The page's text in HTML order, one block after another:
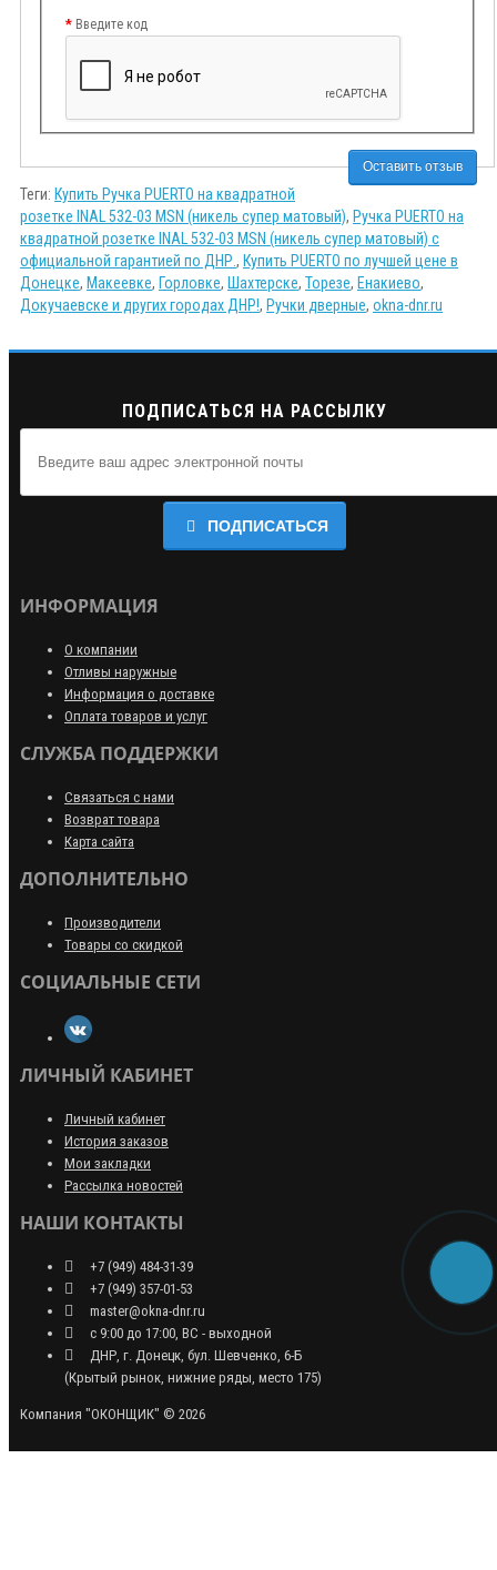
Введите код
Оставить отзыв
Теги: Купить Ручка PUERTO на квадратной
розетке INAL 532-03 MSN (никель супер матовый), Ручка PUERTO на
квадратной розетке INAL 532-03 MSN (никель супер матовый) с
официальной гарантией по ДНР. , Купить PUERTO по лучшей цене в
Донецке, Макеевке, Горловке, Шахтерске, Торезе, Енакиево,
Докучаевске и других городах ДНР!, Ручки дверные, okna-dnr.ru
ПОДПИСАТЬСЯ НА РАССЫЛКУ
ПОДПИСАТЬСЯ
ИНФОРМАЦИЯ
О компании
Отливы наружные
Информация о доставке
Оплата товаров и услуг
СЛУЖБА ПОДДЕРЖКИ
Связаться с нами
Возврат товара
Карта сайта
ДОПОЛНИТЕЛЬНО
Производители
Товары со скидкой
СОЦИАЛЬНЫЕ СЕТИ
ЛИЧНЫЙ КАБИНЕТ
Личный кабинет
История заказов
Мои закладки
Рассылка новостей
НАШИ КОНТАКТЫ
+7 (949) 484-31-39
+7 (949) 357-01-53
master@okna-dnr.ru
с 9:00 до 17:00, ВС - выходной
ДНР, г. Донецк, бул. Шевченко, 6-Б
(Крытый рынок, нижние ряды, место 175)
Компания "ОКОНЩИК" © 2026